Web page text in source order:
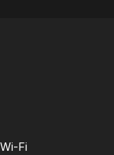
Wi-Fi